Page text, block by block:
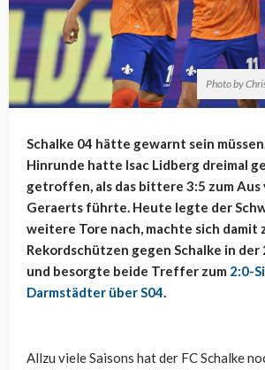
Photo by
Schalke 04 hätte gewarnt sein
Hinrunde hatte Isac Lidberg dreimal
getroffen, als das bittere 3:5 zum Aus
Geraerts führte. Heute legte der
weitere Tore nach, machte sich damit
Rekordschützen gegen Schalke in der
und besorgte beide Treffer zum 2:0-
Darmstädter über S04.
Allzu viele Saisons hat der FC Schalke